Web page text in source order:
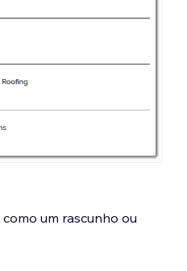
como um rascunho ou